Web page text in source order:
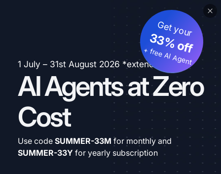
1 July – 31st August 2026 *extended
AI Agents at Zero
Cost
Get your
33% off
+ free AI Agent
Use code SUMMER-33M for monthly and
SUMMER-33Y for yearly subscription